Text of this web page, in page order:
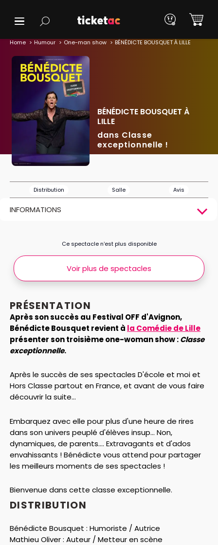
Home Humour One-man show BÉNÉDICTE BOUSQUET À LILLE
BÉNÉDICTE BOUSQUET À
LILLE
dans Classe
exceptionnelle !
Distribution Salle Avis
INFORMATIONS
PRÉSENTATION
Après son succès au Festival OFF d'Avignon,
Bénédicte Bousquet revient à la Comédie de Lille
présenter son troisième one-woman show :Classe
exceptionnelle.
Après le succès de ses spectacles D'école et moi et
Hors Classe partout en France, et avant de vous faire
découvrir la suite...
Embarquez avec elle pour plus d'une heure de rires
dans son univers peuplé d'élèves insup... Non,
dynamiques, de parents.... Extravagants et d'ados
envahissants ! Bénédicte vous attend pour partager
les meilleurs moments de ses spectacles !
Bienvenue dans cette classe exceptionnelle.
Ce spectacle n’est plus disponible
Voir plus de spectacles
DISTRIBUTION
Bénédicte Bousquet : Humoriste / Autrice
Mathieu Oliver : Auteur / Metteur en scène